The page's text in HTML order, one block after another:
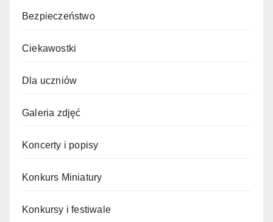
Bezpieczeństwo
Ciekawostki
Dla uczniów
Galeria zdjęć
Koncerty i popisy
Konkurs Miniatury
Konkursy i festiwale